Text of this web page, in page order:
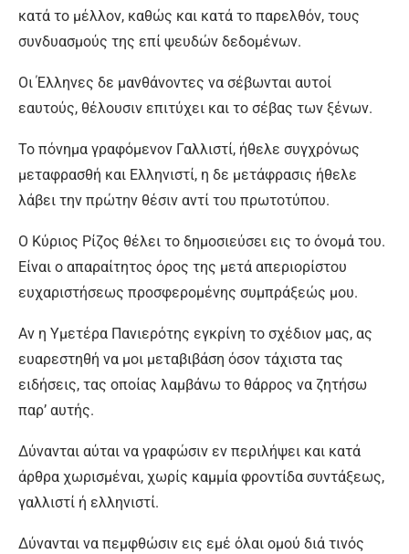
κατά το μέλλον, καθώς και κατά το παρελθόν, τους
συνδυασμούς της επί ψευδών δεδομένων.
Οι Έλληνες δε μανθάνοντες να σέβωνται αυτοί
εαυτούς, θέλουσιν επιτύχει και το σέβας των ξένων.
Το πόνημα γραφόμενον Γαλλιστί, ήθελε συγχρόνως
μεταφρασθή και Ελληνιστί, η δε μετάφρασις ήθελε
λάβει την πρώτην θέσιν αντί του πρωτοτύπου.
Ο Κύριος Ρίζος θέλει το δημοσιεύσει εις το όνομά του.
Είναι ο απαραίτητος όρος της μετά απεριορίστου
ευχαριστήσεως προσφερομένης συμπράξεώς μου.
Αν η Υμετέρα Πανιερότης εγκρίνη το σχέδιον μας, ας
ευαρεστηθή να μοι μεταβιβάση όσον τάχιστα τας
ειδήσεις, τας οποίας λαμβάνω το θάρρος να ζητήσω
παρ’ αυτής.
Δύνανται αύται να γραφώσιν εν περιλήψει και κατά
άρθρα χωρισμέναι, χωρίς καμμία φροντίδα συντάξεως,
γαλλιστί ή ελληνιστί.
Δύνανται να πεμφθώσιν εις εμέ όλαι ομού διά τινός